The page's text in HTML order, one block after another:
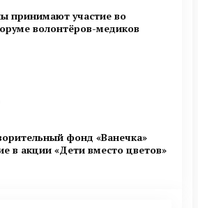
принимают участие во
волонтёров-медиков
фонд «Ванечка»
в акции «Дети вместо цветов»